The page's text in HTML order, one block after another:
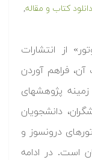
دانلود کتاب و مقاله,
از انتشارات
فراهم آوردن
پژوهشهای
دانشجویان
درونسوز و
است. در ادامه